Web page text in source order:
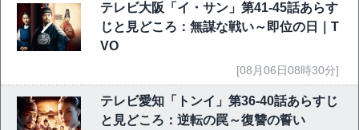
テレビ大阪「イ・サン」第41-45話あらす
じと見どころ：無謀な戦い～即位の日｜T
VO
[08月06日08時30分]
テレビ愛知「トンイ」第36-40話あらすじ
と見どころ：逆転の罠～復讐の誓い